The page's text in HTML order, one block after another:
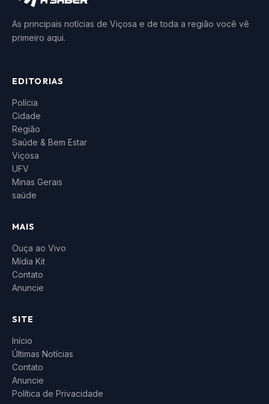
As principais notícias de Viçosa e de toda a região você vê
primeiro aqui.
EDITORIAS
Polícia
Cidade
Região
Saúde & Bem Estar
Viçosa
UFV
Minas Gerais
saúde
MAIS
Ouça ao Vivo
Mídia Kit
Contato
Anuncie
SITE
Início
Últimas Notícias
Contato
Anuncie
Política de Privacidade